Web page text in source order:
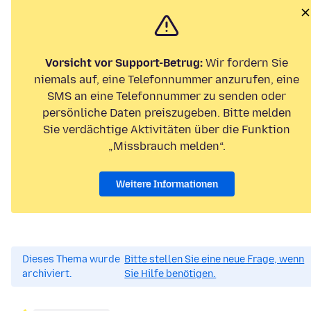
Vorsicht vor Support-Betrug: Wir fordern Sie
niemals auf, eine Telefonnummer anzurufen, eine
SMS an eine Telefonnummer zu senden oder
persönliche Daten preiszugeben. Bitte melden
Sie verdächtige Aktivitäten über die Funktion
„Missbrauch melden“.
Weitere Informationen
Dieses Thema wurde
archiviert.
Bitte stellen Sie eine neue Frage, wenn
Sie Hilfe benötigen.